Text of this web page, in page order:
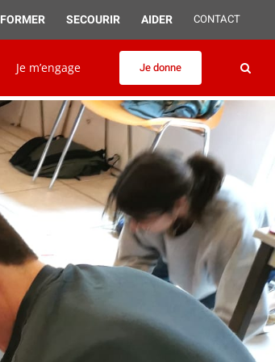
FORMER SECOURIR AIDER CONTACT
Je m’engage Je donne